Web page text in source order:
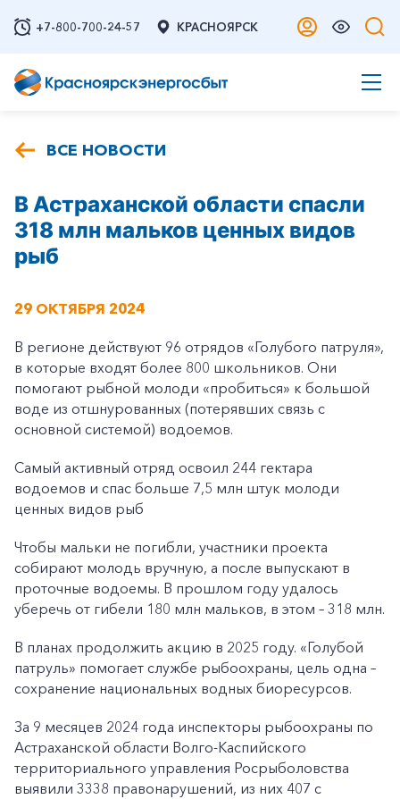
+7-800-700-24-57 КРАСНОЯРСК
ВСЕ НОВОСТИ
В Астраханской области спасли
318 млн мальков ценных видов
рыб
29 ОКТЯБРЯ 2024
В регионе действуют 96 отрядов «Голубого патруля»,
в которые входят более 800 школьников. Они
помогают рыбной молоди «пробиться» к большой
воде из отшнурованных (потерявших связь с
основной системой) водоемов.
Самый активный отряд освоил 244 гектара
водоемов и спас больше 7,5 млн штук молоди
ценных видов рыб
Чтобы мальки не погибли, участники проекта
собирают молодь вручную, а после выпускают в
проточные водоемы. В прошлом году удалось
уберечь от гибели 180 млн мальков, в этом – 318 млн.
В планах продолжить акцию в 2025 году. «Голубой
патруль» помогает службе рыбоохраны, цель одна –
сохранение национальных водных биоресурсов.
За 9 месяцев 2024 года инспекторы рыбоохраны по
Астраханской области Волго-Каспийского
территориального управления Росрыболовства
выявили 3338 правонарушений, из них 407 с